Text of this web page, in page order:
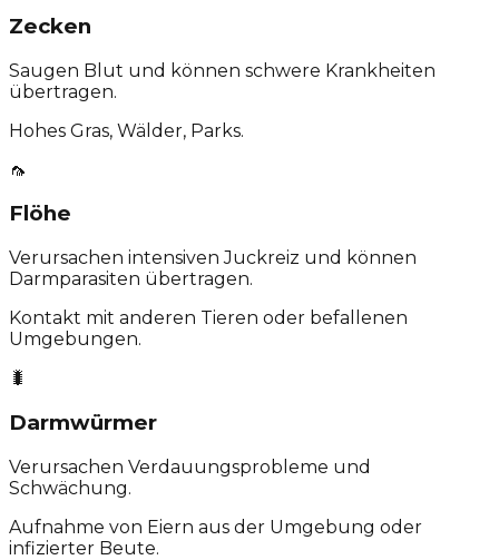
Zecken
Saugen Blut und können schwere Krankheiten
übertragen.
Hohes Gras, Wälder, Parks.
🦟
Flöhe
Verursachen intensiven Juckreiz und können
Darmparasiten übertragen.
Kontakt mit anderen Tieren oder befallenen
Umgebungen.
🐛
Darmwürmer
Verursachen Verdauungsprobleme und
Schwächung.
Aufnahme von Eiern aus der Umgebung oder
infizierter Beute.